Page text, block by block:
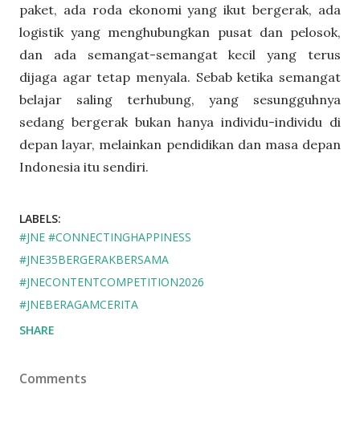
paket, ada roda ekonomi yang ikut bergerak, ada
logistik yang menghubungkan pusat dan pelosok,
dan ada semangat-semangat kecil yang terus
dijaga agar tetap menyala. Sebab ketika semangat
belajar saling terhubung, yang sesungguhnya
sedang bergerak bukan hanya individu-individu di
depan layar, melainkan pendidikan dan masa depan
Indonesia itu sendiri.
LABELS:
#JNE #CONNECTINGHAPPINESS
#JNE35BERGERAKBERSAMA
#JNECONTENTCOMPETITION2026
#JNEBERAGAMCERITA
SHARE
Comments